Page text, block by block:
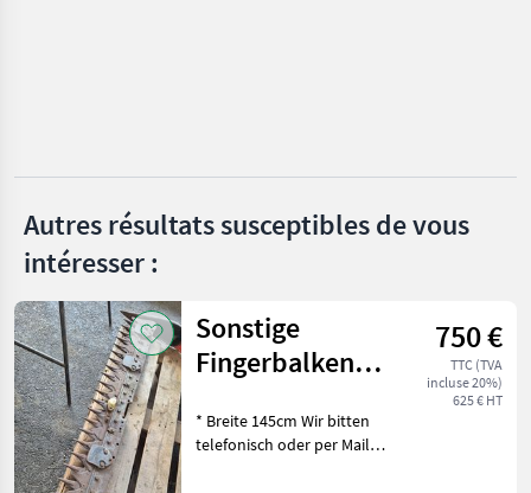
Vicon
Afficher
tous
les 49
MARKETPLACE
Marketplace
Offres des
distributeurs
Petites
Autres résultats susceptibles de vous
intéresser :
Sonstige
Fingerbalken
750 €
TTC (TVA
incluse 20%)
625 € HT
* Breite 145cm Wir bitten
telefonisch oder per Mail